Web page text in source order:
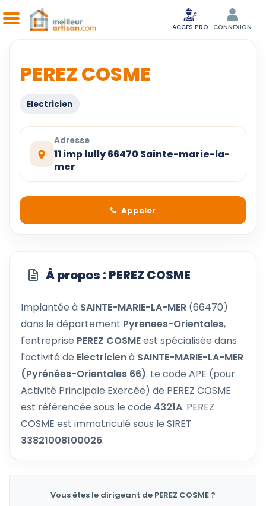
ACCES PRO CONNEXION
PEREZ COSME
Electricien
Adresse
11 imp lully 66470 Sainte-marie-la-
mer
Appeler
À propos : PEREZ COSME
Implantée à SAINTE-MARIE-LA-MER (66470)
dans le département Pyrenees-Orientales,
l'entreprise PEREZ COSMEest spécialisée dans
l'activité de Electricienà SAINTE-MARIE-LA-MER
(Pyrénées-Orientales 66). Le code APE (pour
Activité Principale Exercée) de PEREZ COSME
est référencée sous le code 4321A. PEREZ
COSME est immatriculé sous le SIRET
33821008100026.
Vous êtes le dirigeant de PEREZ COSME ?